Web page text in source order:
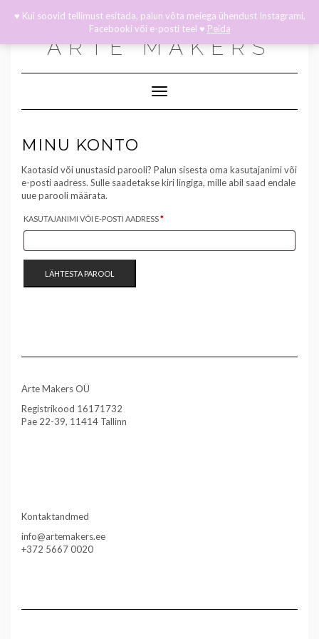
♥ Kui soovid tellimust esitada, palun võta meiega ühendust Instagrami,
Facebooki või e-posti teel ♥ Peida
INSTAGRAM
FACEBOOK
Toggle
header
ARTE MAKERS
Toggle Navigation
MINU KONTO
Kaotasid või unustasid parooli? Palun sisesta oma kasutajanimi või
e-posti aadress. Sulle saadetakse kiri lingiga, mille abil saad endale
uue parooli määrata.
KASUTAJANIMI VÕI E-POSTI AADRESS*NÕUTUD
LÄHTESTA PAROOL
Arte Makers OÜ
Registrikood 16171732
Pae 22-39, 11414 Tallinn
Kontaktandmed
info@artemakers.ee
+372 5667 0020